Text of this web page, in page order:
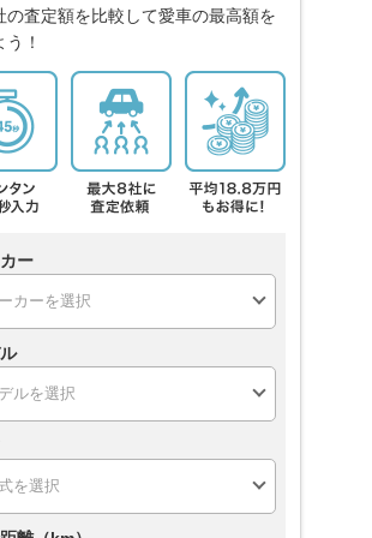
の査定額を比較して愛車の最高額を
！
ー